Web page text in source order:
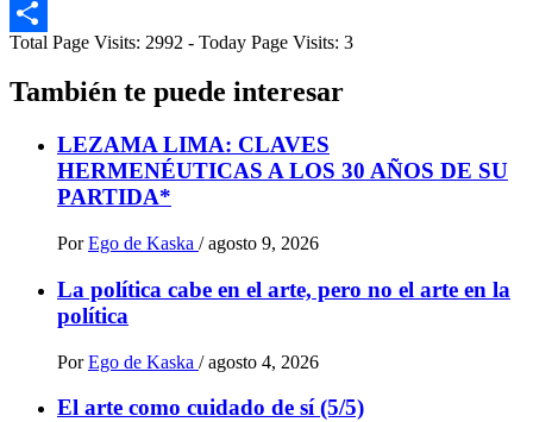
Email
Compartir
Total Page Visits: 2992 - Today Page Visits: 3
También te puede interesar
LEZAMA LIMA: CLAVES
HERMENÉUTICAS A LOS 30 AÑOS DE SU
PARTIDA*
Por Ego de Kaska / agosto 9, 2026
La política cabe en el arte, pero no el arte en la
política
Por Ego de Kaska / agosto 4, 2026
El arte como cuidado de sí (5/5)